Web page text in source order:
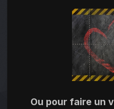
Ou pour faire un